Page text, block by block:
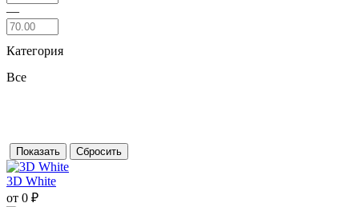
—
Категория
Все
3D White
от 0 ₽